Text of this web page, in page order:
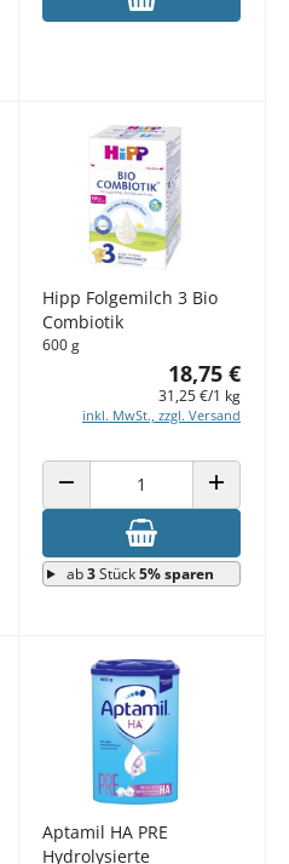
ERHÖHEN
Hipp Folgemilch 3 Bio
Combiotik
600 g
18,75 €
31,25 €/1 kg
inkl. MwSt., zzgl. Versand
ANZAHL VERRINGERN ANZAHL
ab3Stück5% sparen
Aptamil HA PRE
Hydrolysierte